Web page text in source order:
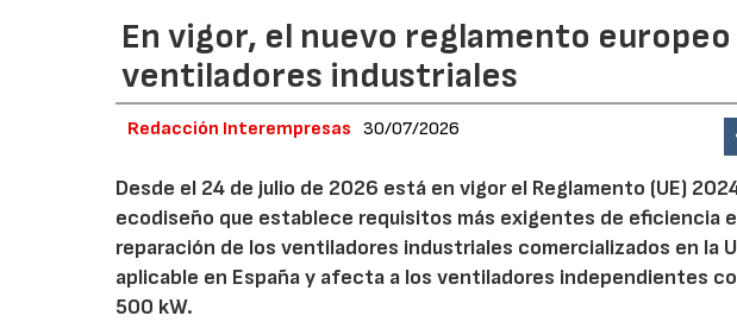
En vigor, el nuevo reglamento
ventiladores industriales
Redacción Interempresas 30/07/2026
Desde el 24 de julio de 2026 está en vigor el Reglamento (UE)
ecodiseño que establece requisitos más exigentes de eficiencia
reparación de los ventiladores industriales comercializados en la
aplicable en España y afecta a los ventiladores independientes
500 kW.